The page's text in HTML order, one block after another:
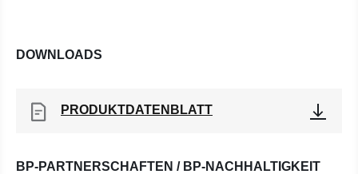
DOWNLOADS
PRODUKTDATENBLATT
BP-PARTNERSCHAFTEN / BP-NACHHALTIGKEIT